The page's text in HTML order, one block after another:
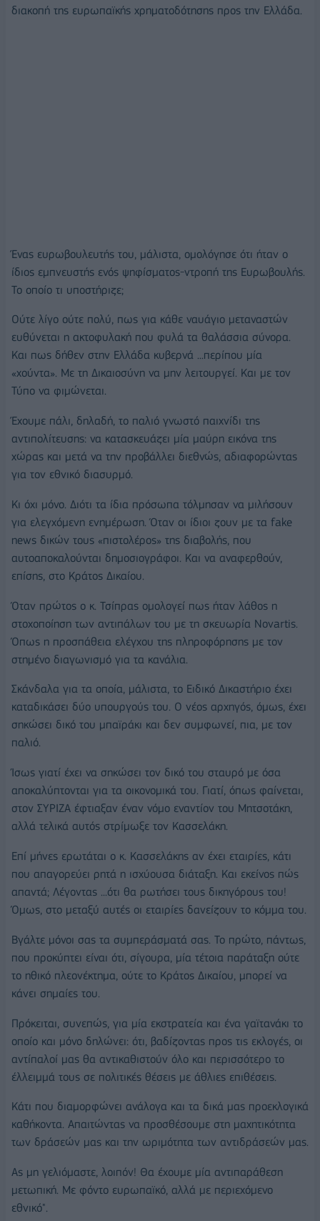
διακοπή της ευρωπαϊκής χρηματοδότησης προς την Ελλάδα.
Ένας ευρωβουλευτής του, μάλιστα, ομολόγησε ότι ήταν ο
ίδιος εμπνευστής ενός ψηφίσματος-ντροπή της Ευρωβουλής.
Το οποίο τι υποστήριζε;
Ούτε λίγο ούτε πολύ, πως για κάθε ναυάγιο μεταναστών
ευθύνεται η ακτοφυλακή που φυλά τα θαλάσσια σύνορα.
Και πως δήθεν στην Ελλάδα κυβερνά ...περίπου μία
«χούντα». Με τη Δικαιοσύνη να μην λειτουργεί. Και με τον
Τύπο να φιμώνεται.
Έχουμε πάλι, δηλαδή, το παλιό γνωστό παιχνίδι της
αντιπολίτευσης: να κατασκευάζει μία μαύρη εικόνα της
χώρας και μετά να την προβάλλει διεθνώς, αδιαφορώντας
για τον εθνικό διασυρμό.
Κι όχι μόνο. Διότι τα ίδια πρόσωπα τόλμησαν να μιλήσουν
για ελεγχόμενη ενημέρωση. Όταν οι ίδιοι ζουν με τα fake
news δικών τους «πιστολέρος» της διαβολής, που
αυτοαποκαλούνται δημοσιογράφοι. Και να αναφερθούν,
επίσης, στο Κράτος Δικαίου.
Όταν πρώτος ο κ. Τσίπρας ομολογεί πως ήταν λάθος η
στοχοποίηση των αντιπάλων του με τη σκευωρία Novartis.
Όπως η προσπάθεια ελέγχου της πληροφόρησης με τον
στημένο διαγωνισμό για τα κανάλια.
Σκάνδαλα για τα οποία, μάλιστα, το Ειδικό Δικαστήριο έχει
καταδικάσει δύο υπουργούς του. Ο νέος αρχηγός, όμως, έχει
σηκώσει δικό του μπαϊράκι και δεν συμφωνεί, πια, με τον
παλιό.
Ίσως γιατί έχει να σηκώσει τον δικό του σταυρό με όσα
αποκαλύπτονται για τα οικονομικά του. Γιατί, όπως φαίνεται,
στον ΣΥΡΙΖΑ έφτιαξαν έναν νόμο εναντίον του Μητσοτάκη,
αλλά τελικά αυτός στρίμωξε τον Κασσελάκη.
Επί μήνες ερωτάται ο κ. Κασσελάκης αν έχει εταιρίες, κάτι
που απαγορεύει ρητά η ισχύουσα διάταξη. Και εκείνος πώς
απαντά; Λέγοντας ...ότι θα ρωτήσει τους δικηγόρους του!
Όμως, στο μεταξύ αυτές οι εταιρίες δανείζουν το κόμμα του.
Βγάλτε μόνοι σας τα συμπεράσματά σας. Το πρώτο, πάντως,
που προκύπτει είναι ότι, σίγουρα, μία τέτοια παράταξη ούτε
το ηθικό πλεονέκτημα, ούτε το Κράτος Δικαίου, μπορεί να
κάνει σημαίες του.
Πρόκειται, συνεπώς, για μία εκστρατεία και ένα γαϊτανάκι το
οποίο και μόνο δηλώνει: ότι, βαδίζοντας προς τις εκλογές, οι
αντίπαλοί μας θα αντικαθιστούν όλο και περισσότερο το
έλλειμμά τους σε πολιτικές θέσεις με άθλιες επιθέσεις.
Κάτι που διαμορφώνει ανάλογα και τα δικά μας προεκλογικά
καθήκοντα. Απαιτώντας να προσθέσουμε στη μαχητικότητα
των δράσεών μας και την ωριμότητα των αντιδράσεών μας.
Ας μη γελιόμαστε, λοιπόν! Θα έχουμε μία αντιπαράθεση
μετωπική. Με φόντο ευρωπαϊκό, αλλά με περιεχόμενο
εθνικό".